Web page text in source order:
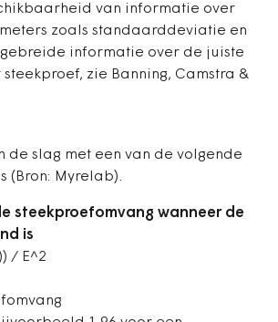
van informatie over
zoals standaarddeviatie en
informatie over de juiste
zie Banning, Camstra &
de slag met een van de volgende
(Bron: Myrelab).
steekproefomvang wanneer de
is
/ E^2